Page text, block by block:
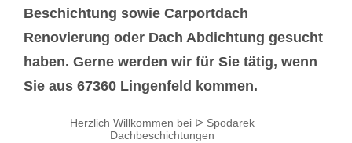
Beschichtung sowie Carportdach
Renovierung oder Dach Abdichtung gesucht
haben. Gerne werden wir für Sie tätig, wenn
Sie aus 67360 Lingenfeld kommen.
Herzlich Willkommen bei ᐅ Spodarek
Dachbeschichtungen